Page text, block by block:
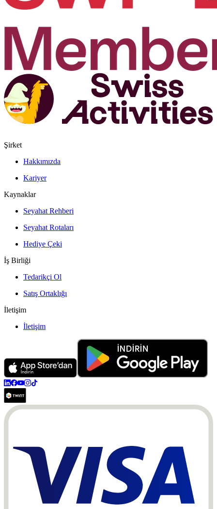
Şirket
Hakkımızda
Kariyer
Kaynaklar
Seyahat Rehberi
Seyahat Rotaları
Hediye Çeki
İş Birliği
Tedarikçi Ol
Satış Ortaklığı
İletişim
İletişim